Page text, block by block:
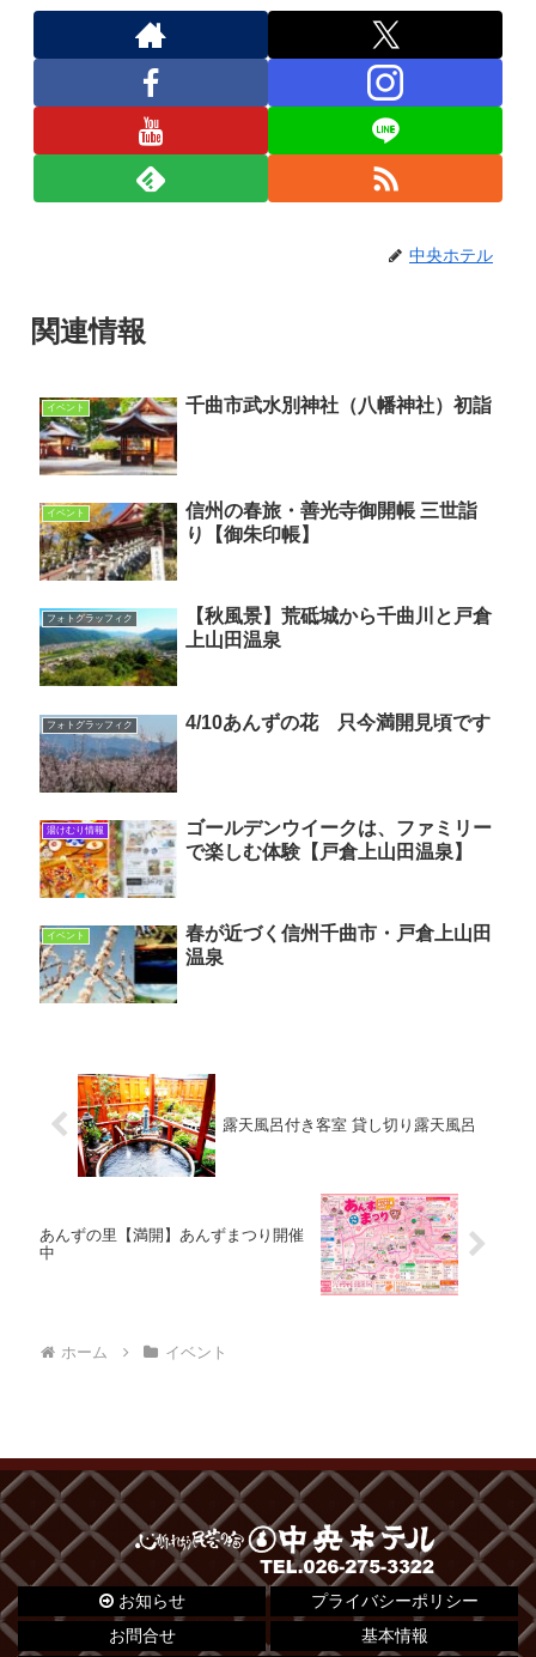
中央ホテル
関連情報
イベント 千曲市武水別神社（八幡神社）初詣
イベント
信州の春旅・善光寺御開帳 三世詣
り【御朱印帳】
フォトグラッフィク
【秋風景】荒砥城から千曲川と戸倉
上山田温泉
フォトグラッフィク 4/10あんずの花 只今満開見頃です
湯けむり情報
ゴールデンウイークは、ファミリー
で楽しむ体験【戸倉上山田温泉】
イベント
春が近づく信州千曲市・戸倉上山田
温泉
露天風呂付き客室 貸し切り露天風呂
あんずの里【満開】あんずまつり開催
中
ホーム イベント
お知らせ
プライバシーポリシー
お問合せ
基本情報